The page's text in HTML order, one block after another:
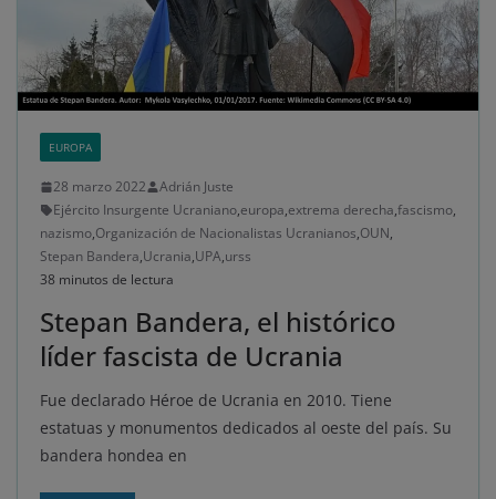
EUROPA
28 marzo 2022
Adrián Juste
Ejército Insurgente Ucraniano,europa,extrema derecha,fascismo,
nazismo,Organización de Nacionalistas Ucranianos,OUN,
Stepan Bandera,Ucrania,UPA,urss
38 minutos de lectura
Stepan Bandera, el histórico
líder fascista de Ucrania
Fue declarado Héroe de Ucrania en 2010. Tiene
estatuas y monumentos dedicados al oeste del país. Su
bandera hondea en